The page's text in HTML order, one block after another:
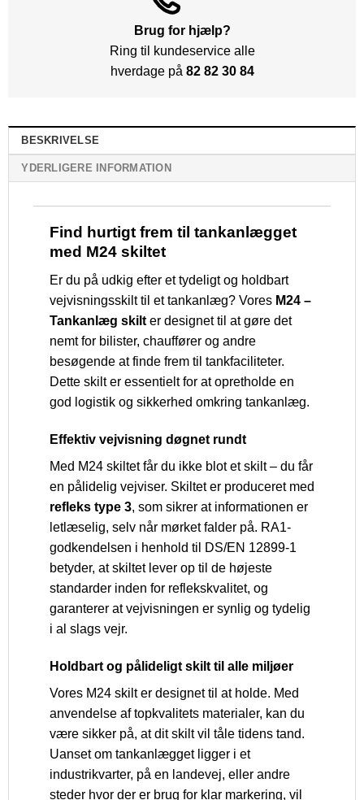
Brug for hjælp?
Ring til kundeservice alle
hverdage på 82 82 30 84
BESKRIVELSE
YDERLIGERE INFORMATION
Find hurtigt frem til tankanlægget
med M24 skiltet
Er du på udkig efter et tydeligt og holdbart
vejvisningsskilt til et tankanlæg? Vores M24 –
Tankanlæg skilt er designet til at gøre det
nemt for bilister, chauffører og andre
besøgende at finde frem til tankfaciliteter.
Dette skilt er essentielt for at opretholde en
god logistik og sikkerhed omkring tankanlæg.
Effektiv vejvisning døgnet rundt
Med M24 skiltet får du ikke blot et skilt – du får
en pålidelig vejviser. Skiltet er produceret med
refleks type 3, som sikrer at informationen er
letlæselig, selv når mørket falder på. RA1-
godkendelsen i henhold til DS/EN 12899-1
betyder, at skiltet lever op til de højeste
standarder inden for reflekskvalitet, og
garanterer at vejvisningen er synlig og tydelig
i al slags vejr.
Holdbart og pålideligt skilt til alle miljøer
Vores M24 skilt er designet til at holde. Med
anvendelse af topkvalitets materialer, kan du
være sikker på, at dit skilt vil tåle tidens tand.
Uanset om tankanlægget ligger i et
industrikvarter, på en landevej, eller andre
steder hvor der er brug for klar markering, vil